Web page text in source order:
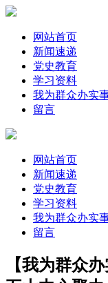
网站首页
新闻速递
党史教育
学习资料
我为群众办实
留言
网站首页
新闻速递
党史教育
学习资料
我为群众办实
留言
【我为群众